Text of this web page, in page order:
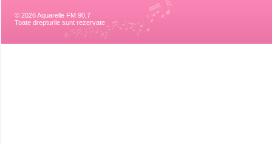
© 2026 Aquarelle FM 90,7
Toate drepturile sunt rezervate